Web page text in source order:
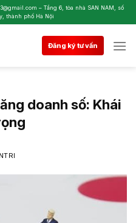
– Tầng 6, tòa nhà SAN NAM, số
thành phố Hà Nội
Đăng ký tư vấn
doanh số: Khái